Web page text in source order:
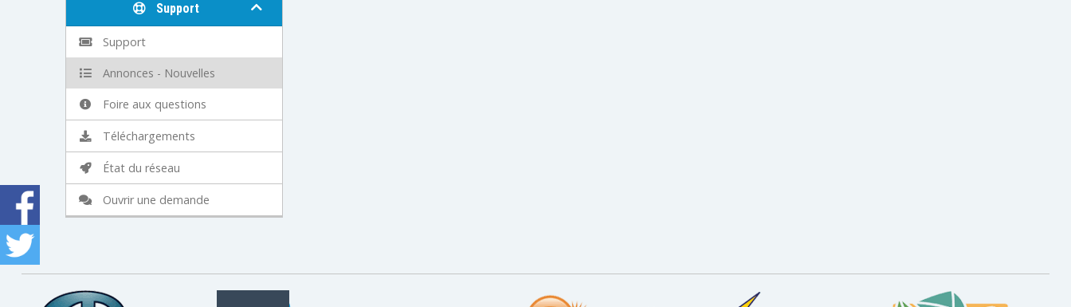
Support
Support
Annonces - Nouvelles
Foire aux questions
Téléchargements
État du réseau
Ouvrir une demande